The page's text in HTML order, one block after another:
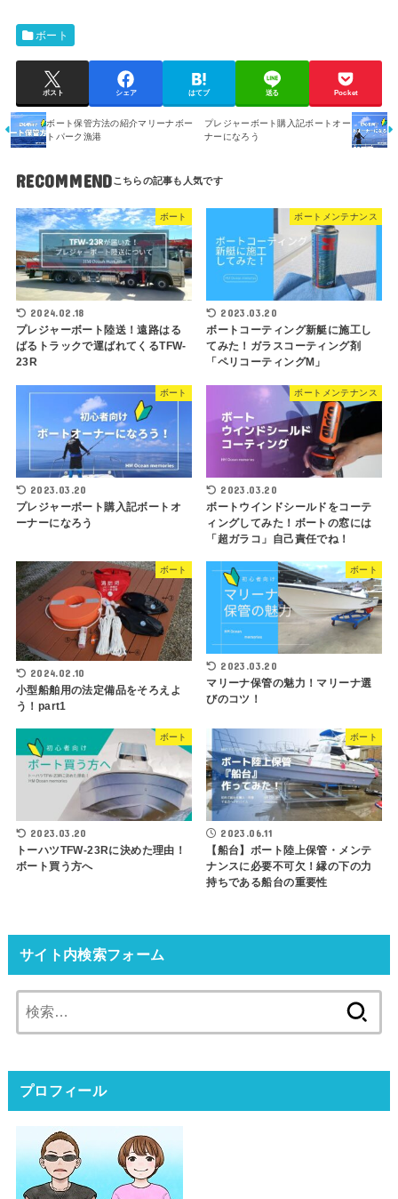
ボート
ポスト シェア はてブ 送る Pocket
ボート保管方法の紹介マリーナボー
トパーク漁港
プレジャーボート購入記ボートオー
ナーになろう
RECOMMEND
ボート
2024.02.18
プレジャーボート陸送！遠路はる
ばるトラックで運ばれてくるTFW-
23R
ボートメンテナンス
2023.03.20
ボートコーティング新艇に施工し
てみた！ガラスコーティング剤
「ペリコーティングM」
ボート
2023.03.20
プレジャーボート購入記ボートオ
ーナーになろう
ボートメンテナンス
2023.03.20
ボートウインドシールドをコーテ
ィングしてみた！ボートの窓には
「超ガラコ」自己責任でね！
ボート
2024.02.10
小型船舶用の法定備品をそろえよ
う！part1
ボート
2023.03.20
マリーナ保管の魅力！マリーナ選
びのコツ！
ボート
2023.03.20
トーハツTFW-23Rに決めた理由！
ボート買う方へ
ボート
2023.06.11
【船台】ボート陸上保管・メンテ
ナンスに必要不可欠！縁の下の力
持ちである船台の重要性
サイト内検索フォーム
索:
プロフィール